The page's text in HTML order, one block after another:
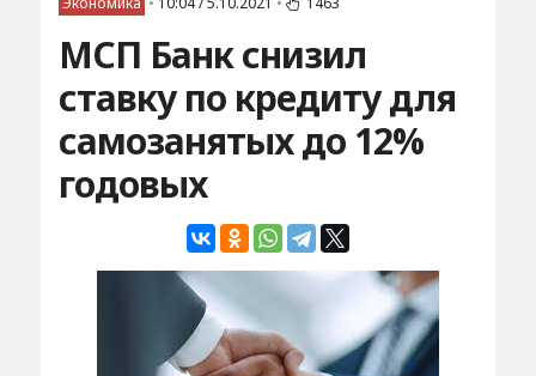
МСП Банк снизил
ставку по кредиту для
самозанятых до 12%
годовых